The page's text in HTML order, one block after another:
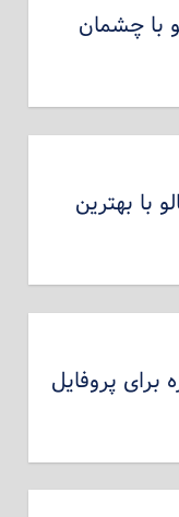
با چشمان
با بهترین
برای پروفایل